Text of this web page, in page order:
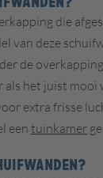
die
van deze
de
het juist mooi
extra frisse
een tuinkamer